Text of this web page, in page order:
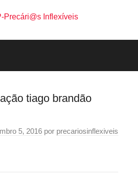
tiago brandão
5, 2016 por precariosinflexiveis